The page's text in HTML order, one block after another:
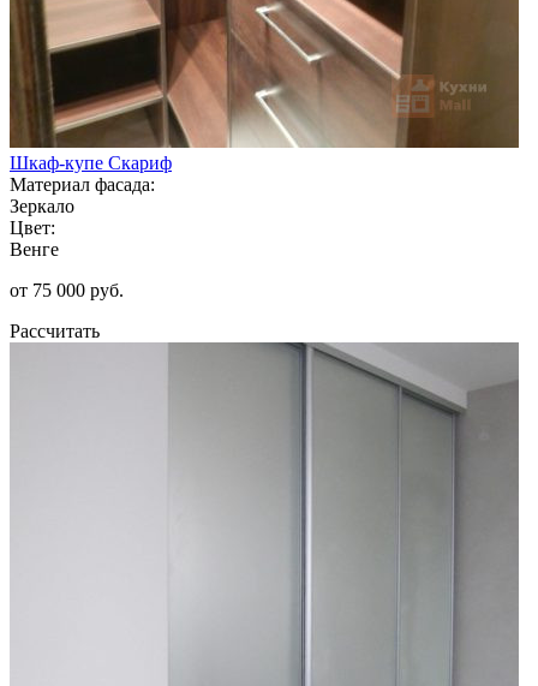
Шкаф-купе Скариф
Материал фасада:
Зеркало
Цвет:
Венге
от 75 000 руб.
Рассчитать